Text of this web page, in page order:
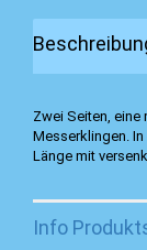
Zwei Seiten,
Messerklingen.
Länge mit
Info